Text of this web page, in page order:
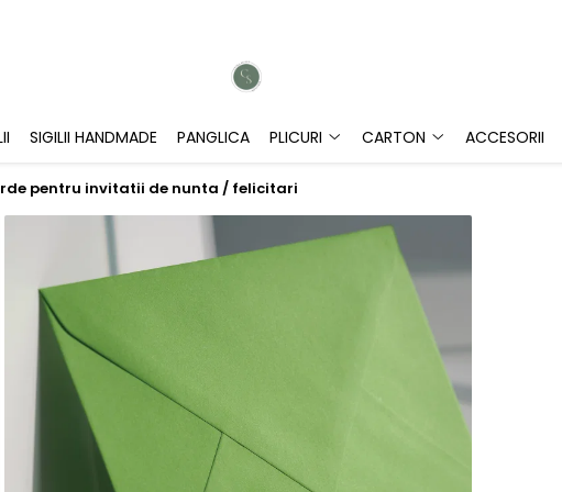
SIGILII HANDMADE PANGLICA PLICURI CARTON ACCESORII
pentru invitatii de nunta / felicitari